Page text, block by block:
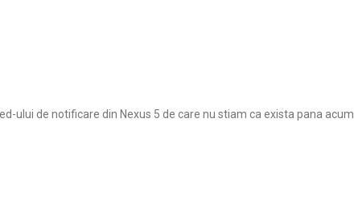
ului de notificare din Nexus 5 de care nu stiam ca exista pana acum